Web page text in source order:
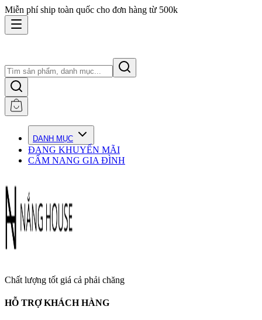
Miễn phí ship toàn quốc cho đơn hàng từ 500k
DANH MỤC
ĐANG KHUYẾN MÃI
CẨM NANG GIA ĐÌNH
Chất lượng tốt giá cả phải chăng
HỖ TRỢ KHÁCH HÀNG